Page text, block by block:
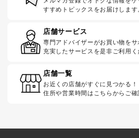
すすめトピックスをお届けします
店舗サービス
専門アドバイザーがお買い物をサ
充実したサービスを是非ご利用く
店舗一覧
お近くの店舗がすぐに見つかる！
住所や営業時間はこちらからご確